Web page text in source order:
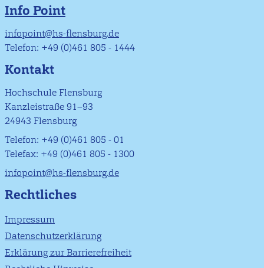
Info Point
infopoint@hs-flensburg.de
Telefon: +49 (0)461 805 - 1444
Kontakt
Hochschule Flensburg
Kanzleistraße 91–93
24943 Flensburg
Telefon: +49 (0)461 805 - 01
Telefax: +49 (0)461 805 - 1300
infopoint@hs-flensburg.de
Rechtliches
Impressum
Datenschutzerklärung
Erklärung zur Barrierefreiheit